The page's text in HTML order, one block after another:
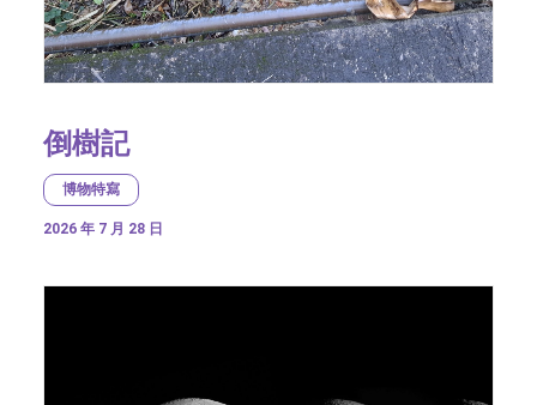
倒樹記
博物特寫
2026 年 7 月 28 日